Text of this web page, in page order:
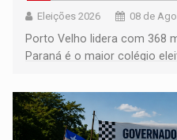
Eleições 2026 08 de
Porto Velho lidera com 368
Paraná é o maior colégio